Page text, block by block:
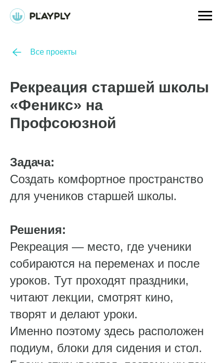
Все проекты
Рекреация старшей школы
«Феникс» на
Профсоюзной
Задача:
Создать комфортное пространство
для учеников старшей школы.
Решения:
Рекреация — место, где ученики
собираются на переменах и после
уроков. Тут проходят праздники,
читают лекции, смотрят кино,
творят и делают уроки.
Именно поэтому здесь расположен
подиум, блоки для сидения и стол.